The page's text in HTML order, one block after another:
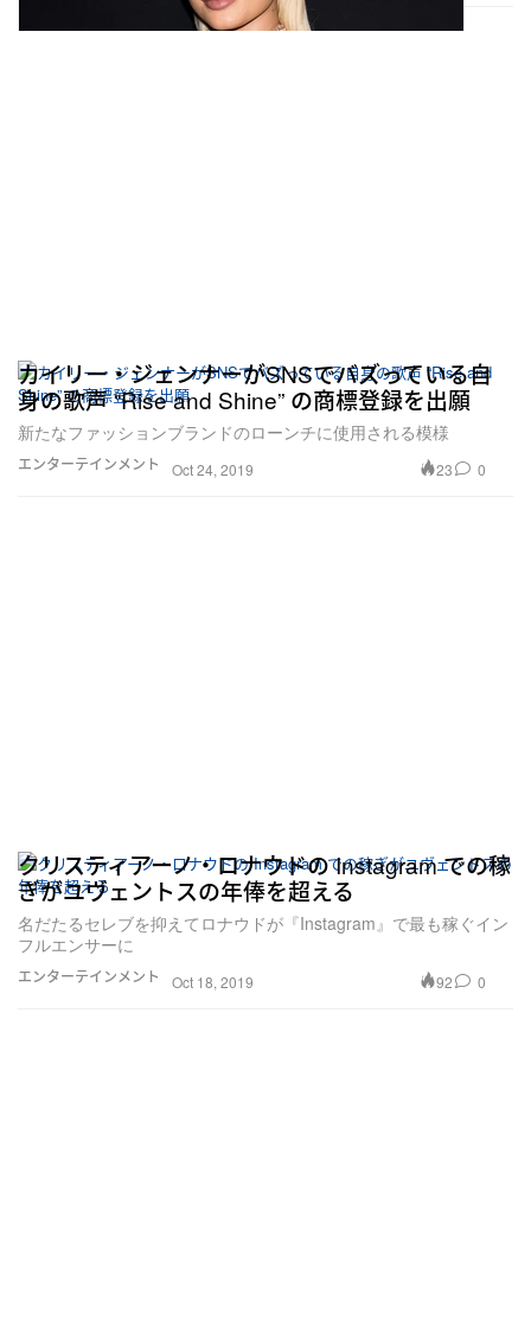
エンターテインメント
カイリー・ジェンナーがSNSでバズっている自
身の歌声 “Rise and Shine” の商標登録を出願
新たなファッションブランドのローンチに使用される模様
Oct 24, 2019 23 0
エンターテインメント
クリスティアーノ・ロナウドの Instagram での稼
ぎがユヴェントスの年俸を超える
名だたるセレブを抑えてロナウドが『Instagram』で最も稼ぐイン
フルエンサーに
Oct 18, 2019 92 0